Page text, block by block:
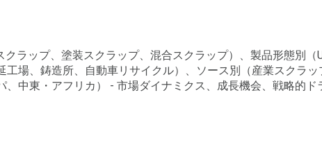
ラップ、塗装スクラップ、混合スクラップ）、製品形態別（
場、鋳造所、自動車リサイクル）、ソース別（産業スクラ
中東・アフリカ） - 市場ダイナミクス、成長機会、戦略的ド